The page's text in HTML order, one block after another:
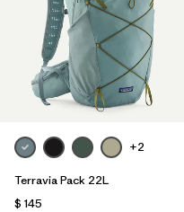
+2
Terravia Pack 22L
$ 145